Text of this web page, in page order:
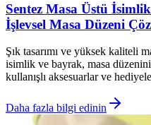
Sentez Masa Üstü
İşlevsel Masa Düzeni
Şık tasarımı ve yüksek kaliteli
isimlik ve bayrak, masa
kullanışlı aksesuarlar ve
Daha fazla bilgi edinin